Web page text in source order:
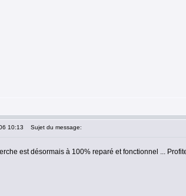
10:13 Sujet du message:
est désormais à 100% reparé et fonctionnel ...